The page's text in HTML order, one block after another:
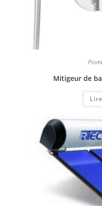
Mitigeur de